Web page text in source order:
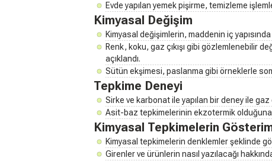
Evde yapılan yemek pişirme, temizleme
Kimyasal Değişim
Kimyasal değişimlerin, maddenin iç
Renk, koku, gaz çıkışı gibi gözlemlenebilir
açıklandı.
Sütün ekşimesi, paslanma gibi örneklerle
Tepkime Deneyi
Sirke ve karbonat ile yapılan bir deney ile gaz
Asit-baz tepkimelerinin ekzotermik olduğuna
Kimyasal Tepkimelerin
Kimyasal tepkimelerin denklemler şeklinde
Girenler ve ürünlerin nasıl yazılacağı